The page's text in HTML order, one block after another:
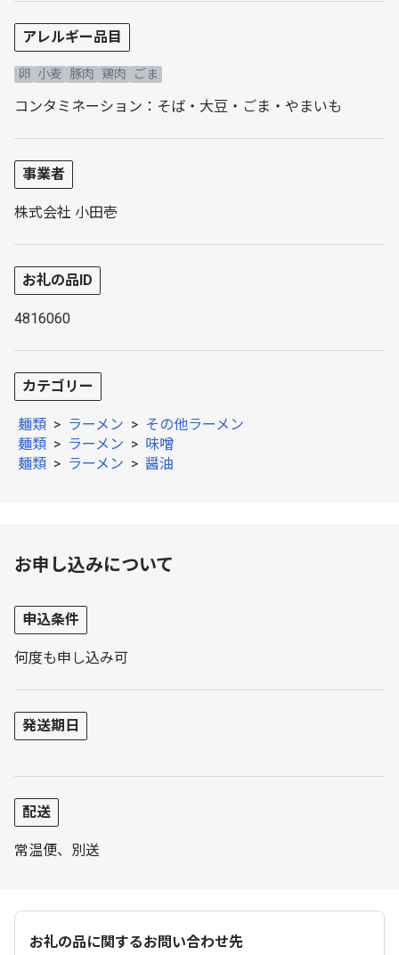
アレルギー品目
卵 小麦 豚肉 鶏肉 ごま
コンタミネーション：そば・大豆・ごま・やまいも
事業者
株式会社 小田壱
お礼の品ID
4816060
カテゴリー
麺類 > ラーメン > その他ラーメン
麺類 > ラーメン > 味噌
麺類 > ラーメン > 醤油
お申し込みについて
申込条件
何度も申し込み可
発送期日
配送
常温便、別送
お礼の品に関するお問い合わせ先